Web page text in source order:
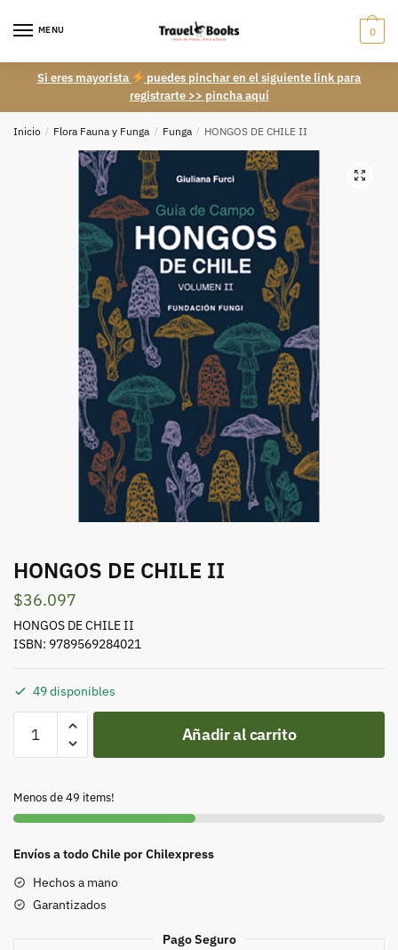
MENU 0
Si eres mayorista
puedes pinchar en el siguiente link para
registrarte >> pincha aquí
Inicio / Flora Fauna y Funga / Funga / HONGOS DE CHILE II
HONGOS DE CHILE II
$36.097
HONGOS DE CHILE II
ISBN: 9789569284021
49 disponibles
cantidad
Añadir al carrito
Menos de 49 items!
Envíos a todo Chile por Chilexpress
Hechos a mano
Garantizados
Pago Seguro